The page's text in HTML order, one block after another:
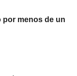
menos de un